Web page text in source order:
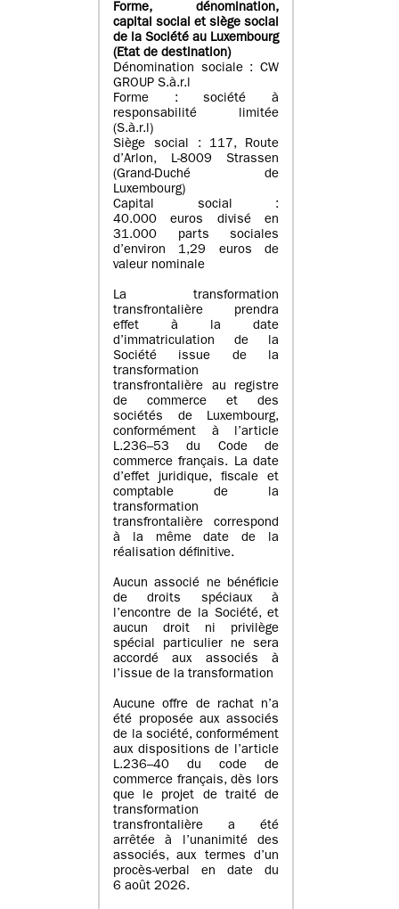
Forme, dénomination,
capital social et siège social
de la Société au Luxembourg
(Etat de destination)
Dénomination sociale : CW
GROUP S.à.r.l
Forme : société à
responsabilité limitée
(S.à.r.l)
Siège social : 117, Route
d’Arlon, L-8009 Strassen
(Grand-Duché de
Luxembourg)
Capital social :
40.000 euros divisé en
31.000 parts sociales
d’environ 1,29 euros de
valeur nominale
La transformation
transfrontalière prendra
effet à la date
d’immatriculation de la
Société issue de la
transformation
transfrontalière au registre
de commerce et des
sociétés de Luxembourg,
conformément à l’article
L.236–53 du Code de
commerce français. La date
d’effet juridique, fiscale et
comptable de la
transformation
transfrontalière correspond
à la même date de la
réalisation définitive.
Aucun associé ne bénéficie
de droits spéciaux à
l’encontre de la Société, et
aucun droit ni privilège
spécial particulier ne sera
accordé aux associés à
l’issue de la transformation
Aucune offre de rachat n’a
été proposée aux associés
de la société, conformément
aux dispositions de l’article
L.236–40 du code de
commerce français, dès lors
que le projet de traité de
transformation
transfrontalière a été
arrêtée à l’unanimité des
associés, aux termes d’un
procès-verbal en date du
6 août 2026.